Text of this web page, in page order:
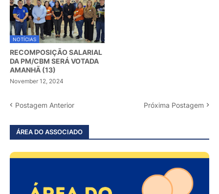
NOTÍCIAS
RECOMPOSIÇÃO SALARIAL
DA PM/CBM SERÁ VOTADA
AMANHÃ (13)
November 12, 2024
Postagem Anterior Próxima Postagem
ÁREA DO ASSOCIADO